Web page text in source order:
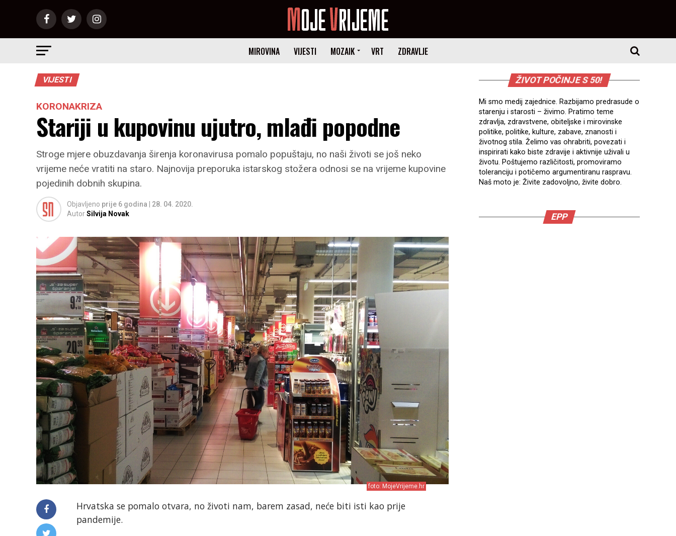
MIROVINA VIJESTI MOZAIK VRT ZDRAVLJE
VIJESTI
KORONAKRIZA
Stariji u kupovinu ujutro, mlađi popodne
Stroge mjere obuzdavanja širenja koronavirusa pomalo popuštaju, no naši životi se još neko
vrijeme neće vratiti na staro. Najnovija preporuka istarskog stožera odnosi se na vrijeme kupovine
pojedinih dobnih skupina.
Objavljeno prije 6 godina
28. 04. 2020.
AutorSilvija Novak
foto: MojeVrijeme.hr
Hrvatska se pomalo otvara, no životi nam, barem zasad, neće biti isti kao prije
pandemije.
ŽIVOT POČINJE S 50!
Mi smo medij zajednice. Razbijamo predrasude o
starenju i starosti – živimo. Pratimo teme
zdravlja, zdravstvene, obiteljske i mirovinske
politike, politike, kulture, zabave, znanosti i
životnog stila. Želimo vas ohrabriti, povezati i
inspirirati kako biste zdravije i aktivnije uživali u
životu. Poštujemo različitosti, promoviramo
toleranciju i potičemo argumentiranu raspravu.
Naš moto je: Živite zadovoljno, živite dobro.
EPP